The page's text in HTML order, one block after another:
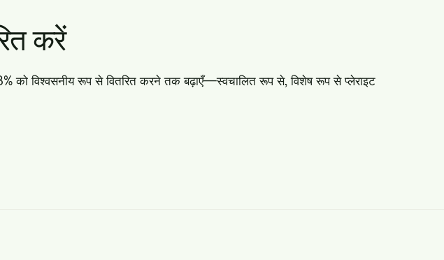
करें
विश्वसनीय रूप से वितरित करने तक बढ़ाएँ—स्वचालित रूप से, विशेष रूप से प्लेराइट